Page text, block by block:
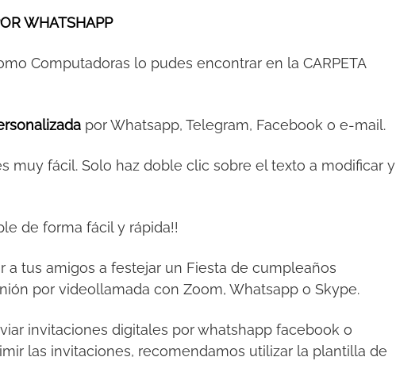
WHATSHAPP
Computadoras lo pudes encontrar en la CARPETA
por Whatsapp, Telegram, Facebook o e-mail.
muy fácil. Solo haz doble clic sobre el texto a modificar y
de forma fácil y rápida!!
a tus amigos a festejar un Fiesta de cumpleaños
por videollamada con Zoom, Whatsapp o Skype.
invitaciones digitales por whatshapp facebook o
las invitaciones, recomendamos utilizar la plantilla de